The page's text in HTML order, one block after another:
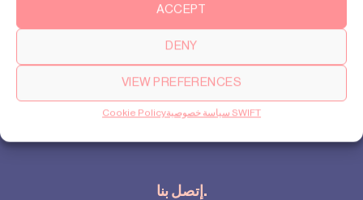
ACCEPT
DENY
VIEW PREFERENCES
Cookie Policy سياسة خصوصية SWIFT
قصتنا
إعدادات ملفات تعريف الارتباط
سياسة الخصوصية
إتصل بنا.